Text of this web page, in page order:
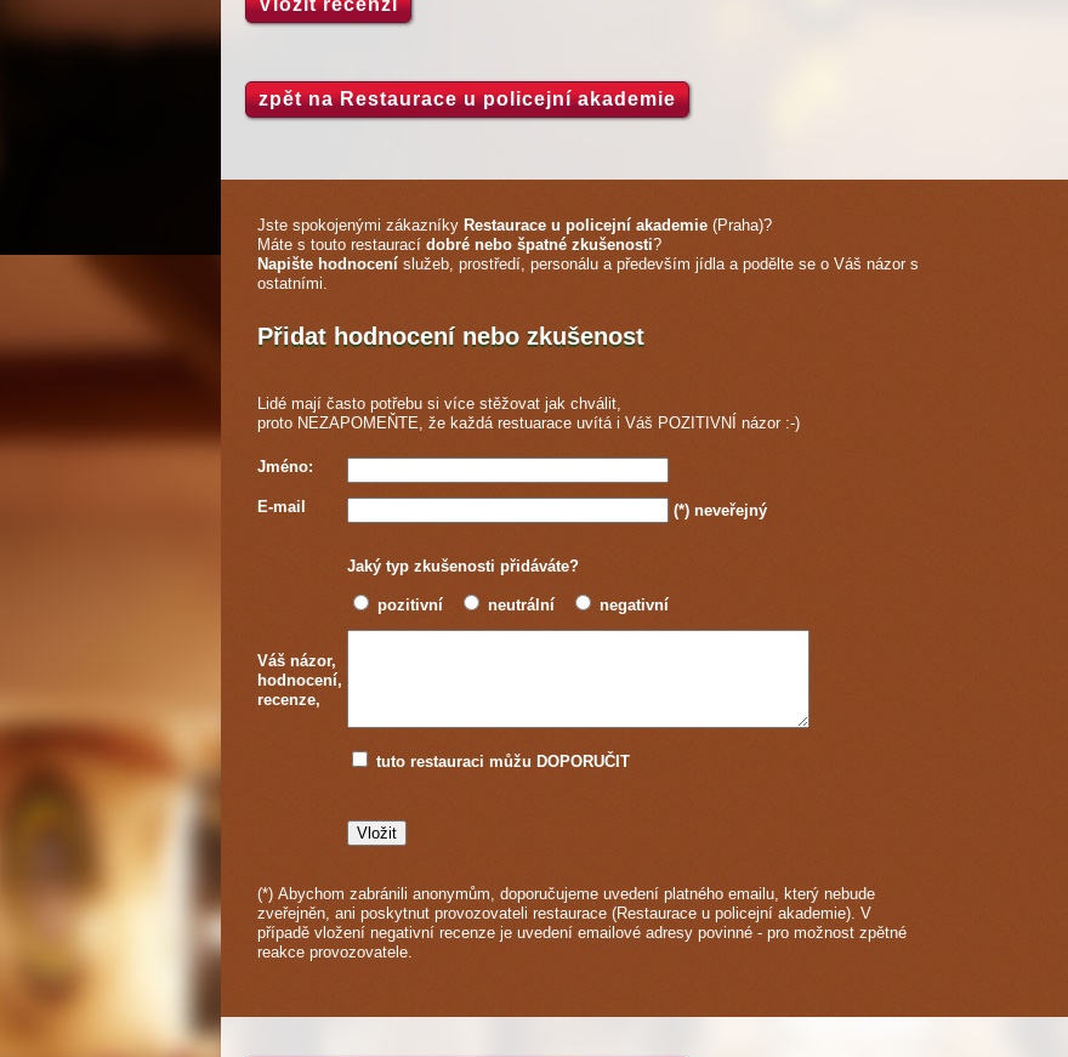
Vložit recenzi
zpět na Restaurace u policejní akademie
Jste spokojenými zákazníky Restaurace u policejní akademie (Praha)?
Máte s touto restaurací dobré nebo špatné zkušenosti?
Napište hodnocení služeb, prostředí, personálu a především jídla a podělte se o Váš názor s
ostatními.
Přidat hodnocení nebo zkušenost
Lidé mají často potřebu si více stěžovat jak chválit,
proto NEZAPOMEŇTE, že každá restuarace uvítá i Váš POZITIVNÍ názor :-)
Jméno:
E-mail (*) neveřejný
Jaký typ zkušenosti přidáváte?
pozitivní neutrální negativní
Váš názor,
hodnocení,
recenze,
tuto restauraci můžu DOPORUČIT
(*) Abychom zabránili anonymům, doporučujeme uvedení platného emailu, který nebude
zveřejněn, ani poskytnut provozovateli restaurace (Restaurace u policejní akademie). V
případě vložení negativní recenze je uvedení emailové adresy povinné - pro možnost zpětné
reakce provozovatele.